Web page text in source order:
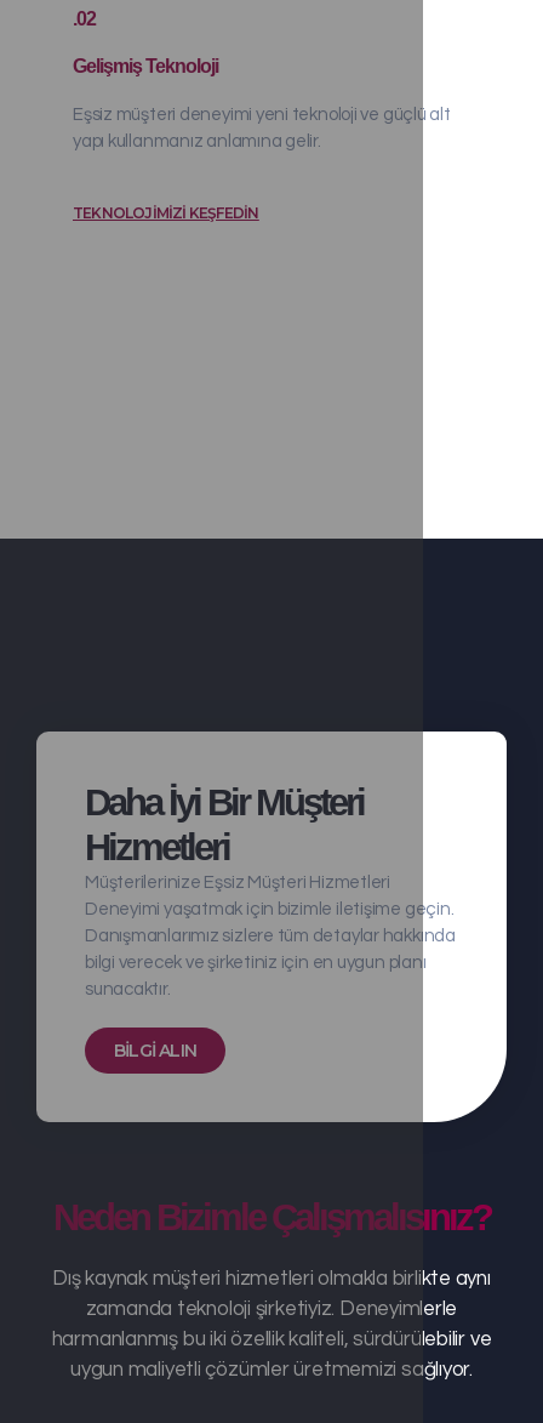
.02
Gelişmiş Teknoloji
Eşsiz müşteri deneyimi yeni teknoloji ve güçlü alt
yapı kullanmanız anlamına gelir.
TEKNOLOJIMIZI KEŞFEDIN
Daha İyi Bir Müşteri
Hizmetleri
Müşterilerinize Eşsiz Müşteri Hizmetleri
Deneyimi yaşatmak için bizimle iletişime geçin.
Danışmanlarımız sizlere tüm detaylar hakkında
bilgi verecek ve şirketiniz için en uygun planı
sunacaktır.
BILGI ALIN
Neden Bizimle Çalışmalısınız?
Dış kaynak müşteri hizmetleri olmakla birlikte aynı
zamanda teknoloji şirketiyiz. Deneyimlerle
harmanlanmış bu iki özellik kaliteli, sürdürülebilir ve
uygun maliyetli çözümler üretmemizi sağlıyor.